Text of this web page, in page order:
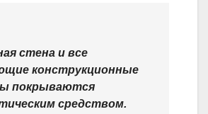
стена и все
конструкционные
покрываются
средством.